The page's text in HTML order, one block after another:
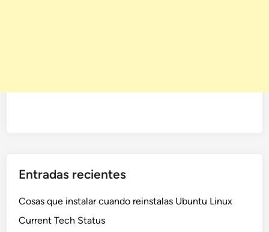
Entradas recientes
Cosas que instalar cuando reinstalas Ubuntu Linux
Current Tech Status